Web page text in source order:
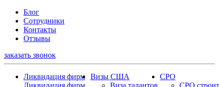
Блог
Сотрудники
Контакты
Отзывы
заказать звонок
Ликвидация фирм
Ликвидация фирм
Визы США
Виза талантов
СРО
СРО